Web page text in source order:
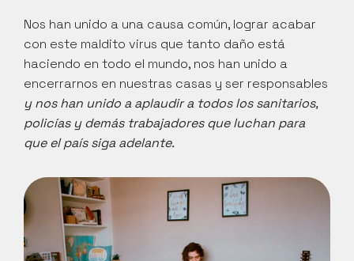
Nos han unido a una causa común, lograr acabar
con este maldito virus que tanto daño está
haciendo en todo el mundo, nos han unido a
y nos han unido a aplaudir a todos los sanitarios,
policías y demás trabajadores que luchan para
que el país siga adelante.